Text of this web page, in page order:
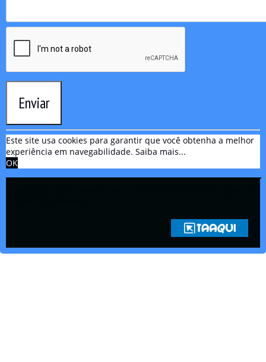
Enviar
Este site usa cookies para garantir que você obtenha a melhor
experiência em navegabilidade. Saiba mais...
OK